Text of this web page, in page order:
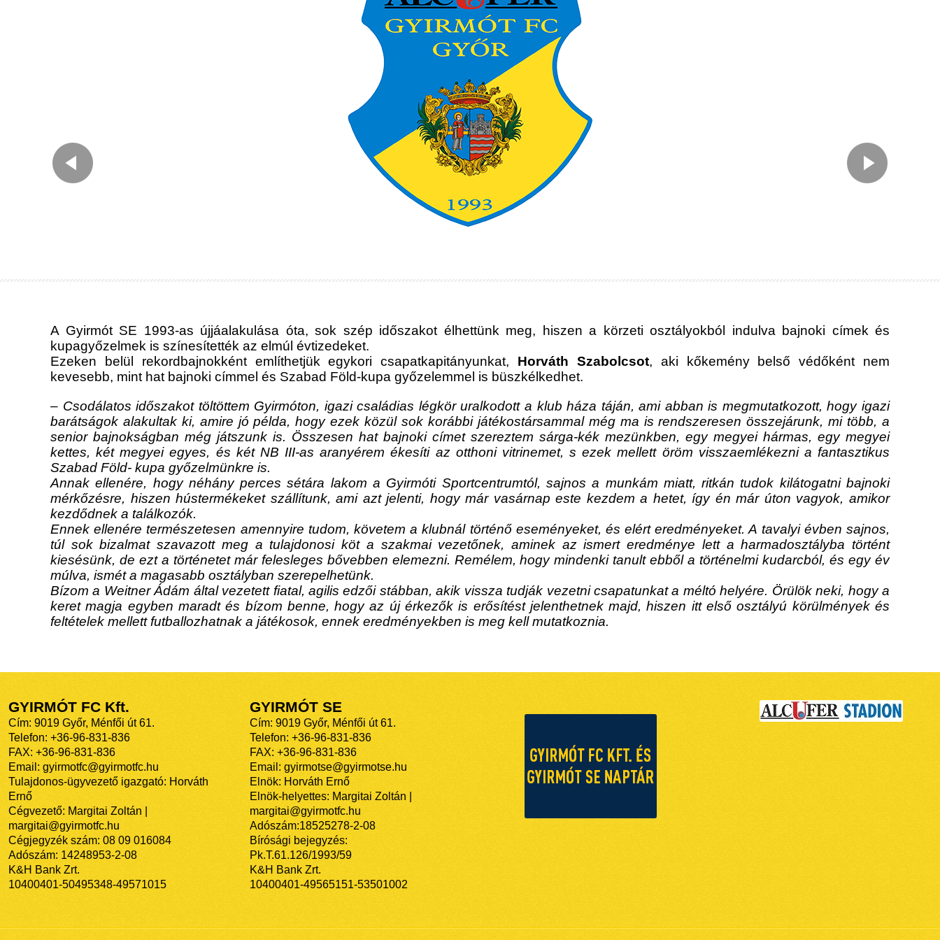
A Gyirmót SE 1993-as újjáalakulása óta, sok szép időszakot élhettünk meg, hiszen a körzeti osztályokból indulva bajnoki címek és
kupagyőzelmek is színesítették az elmúl évtizedeket.
Ezeken belül rekordbajnokként említhetjük egykori csapatkapitányunkat, Horváth Szabolcsot, aki kőkemény belső védőként nem
kevesebb, mint hat bajnoki címmel és Szabad Föld-kupa győzelemmel is büszkélkedhet.
– Csodálatos időszakot töltöttem Gyirmóton, igazi családias légkör uralkodott a klub háza táján, ami abban is megmutatkozott, hogy igazi
barátságok alakultak ki, amire jó példa, hogy ezek közül sok korábbi játékostársammal még ma is rendszeresen összejárunk, mi több, a
senior bajnokságban még játszunk is. Összesen hat bajnoki címet szereztem sárga-kék mezünkben, egy megyei hármas, egy megyei
kettes, két megyei egyes, és két NB III-as aranyérem ékesíti az otthoni vitrinemet, s ezek mellett öröm visszaemlékezni a fantasztikus
Szabad Föld- kupa győzelmünkre is.
Annak ellenére, hogy néhány perces sétára lakom a Gyirmóti Sportcentrumtól, sajnos a munkám miatt, ritkán tudok kilátogatni bajnoki
mérkőzésre, hiszen hústermékeket szállítunk, ami azt jelenti, hogy már vasárnap este kezdem a hetet, így én már úton vagyok, amikor
kezdődnek a találkozók.
Ennek ellenére természetesen amennyire tudom, követem a klubnál történő eseményeket, és elért eredményeket. A tavalyi évben sajnos,
túl sok bizalmat szavazott meg a tulajdonosi köt a szakmai vezetőnek, aminek az ismert eredménye lett a harmadosztályba történt
kiesésünk, de ezt a történetet már felesleges bővebben elemezni. Remélem, hogy mindenki tanult ebből a történelmi kudarcból, és egy év
múlva, ismét a magasabb osztályban szerepelhetünk.
Bízom a Weitner Ádám által vezetett fiatal, agilis edzői stábban, akik vissza tudják vezetni csapatunkat a méltó helyére. Örülök neki, hogy a
keret magja egyben maradt és bízom benne, hogy az új érkezők is erősítést jelenthetnek majd, hiszen itt első osztályú körülmények és
feltételek mellett futballozhatnak a játékosok, ennek eredményekben is meg kell mutatkoznia.
GYIRMÓT FC Kft.
Cím: 9019 Győr, Ménfői út 61.
Telefon: +36-96-831-836
FAX: +36-96-831-836
Email: gyirmotfc@gyirmotfc.hu
Tulajdonos-ügyvezető igazgató: Horváth
Ernő
Cégvezető: Margitai Zoltán |
margitai@gyirmotfc.hu
Cégjegyzék szám: 08 09 016084
Adószám: 14248953-2-08
K&H Bank Zrt.
10400401-50495348-49571015
GYIRMÓT SE
Cím: 9019 Győr, Ménfői út 61.
Telefon: +36-96-831-836
FAX: +36-96-831-836
Email: gyirmotse@gyirmotse.hu
Elnök: Horváth Ernő
Elnök-helyettes: Margitai Zoltán |
margitai@gyirmotfc.hu
Adószám:18525278-2-08
Bírósági bejegyzés:
Pk.T.61.126/1993/59
K&H Bank Zrt.
10400401-49565151-53501002